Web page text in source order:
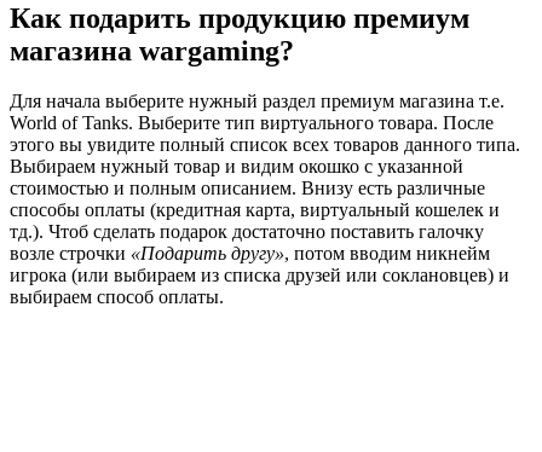
Как подарить продукцию премиум
магазина wargaming?
Для начала выберите нужный раздел премиум магазина т.е.
World of Tanks. Выберите тип виртуального товара. После
этого вы увидите полный список всех товаров данного типа.
Выбираем нужный товар и видим окошко с указанной
стоимостью и полным описанием. Внизу есть различные
способы оплаты (кредитная карта, виртуальный кошелек и
тд.). Чтоб сделать подарок достаточно поставить галочку
возле строчки «Подарить другу», потом вводим никнейм
игрока (или выбираем из списка друзей или соклановцев) и
выбираем способ оплаты.